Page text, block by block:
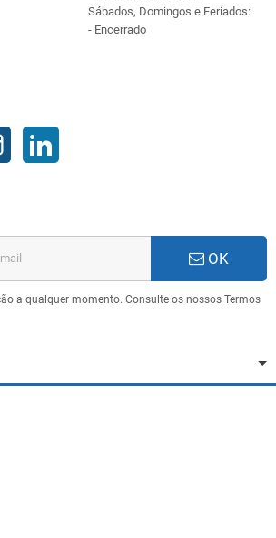
Sábados, Domingos e Feriados:
- Encerrado
Instagram
OK
a qualquer momento. Consulte os nossos Termos